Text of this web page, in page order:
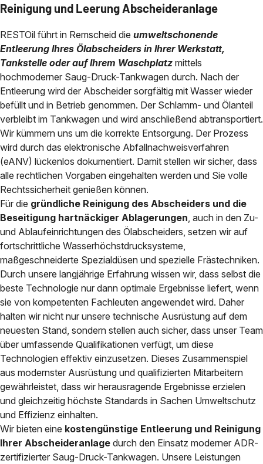
Reinigung und Leerung Abscheideranlage
RESTOil führt in Remscheid die umweltschonende
Entleerung Ihres Ölabscheiders in Ihrer Werkstatt,
Tankstelle oder auf Ihrem Waschplatz mittels
hochmoderner Saug-Druck-Tankwagen durch. Nach der
Entleerung wird der Abscheider sorgfältig mit Wasser wieder
befüllt und in Betrieb genommen. Der Schlamm- und Ölanteil
verbleibt im Tankwagen und wird anschließend abtransportiert.
Wir kümmern uns um die korrekte Entsorgung. Der Prozess
wird durch das elektronische Abfallnachweisverfahren
(eANV) lückenlos dokumentiert. Damit stellen wir sicher, dass
alle rechtlichen Vorgaben eingehalten werden und Sie volle
Rechtssicherheit genießen können.
Für die gründliche Reinigung des Abscheiders und die
Beseitigung hartnäckiger Ablagerungen , auch in den Zu-
und Ablaufeinrichtungen des Ölabscheiders, setzen wir auf
fortschrittliche Wasserhöchstdrucksysteme,
maßgeschneiderte Spezialdüsen und spezielle Frästechniken.
Durch unsere langjährige Erfahrung wissen wir, dass selbst die
beste Technologie nur dann optimale Ergebnisse liefert, wenn
sie von kompetenten Fachleuten angewendet wird. Daher
halten wir nicht nur unsere technische Ausrüstung auf dem
neuesten Stand, sondern stellen auch sicher, dass unser Team
über umfassende Qualifikationen verfügt, um diese
Technologien effektiv einzusetzen. Dieses Zusammenspiel
aus modernster Ausrüstung und qualifizierten Mitarbeitern
gewährleistet, dass wir herausragende Ergebnisse erzielen
und gleichzeitig höchste Standards in Sachen Umweltschutz
und Effizienz einhalten.
Wir bieten eine kostengünstige Entleerung und Reinigung
Ihrer Abscheideranlage durch den Einsatz moderner ADR-
zertifizierter Saug-Druck-Tankwagen. Unsere Leistungen